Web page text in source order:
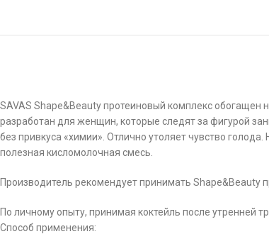
SAVAS Shape&Beauty протеиновый комплекс
разработан для женщин, которые следят за фигурой
без привкуса «химии». Отлично утоляет чувство
полезная кисломолочная смесь.
Производитель рекомендует принимать Shape&Beauty
По личному опыту, принимая коктейль после утренней
Способ применения: